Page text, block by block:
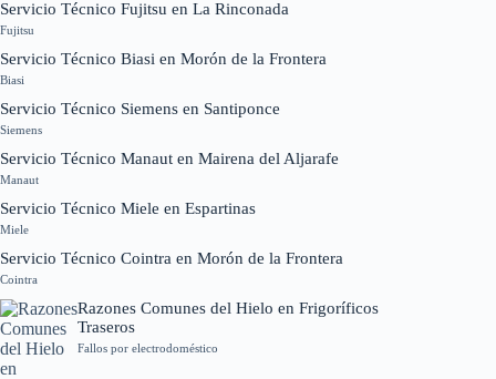
Servicio Técnico Fujitsu en La Rinconada
Fujitsu
Servicio Técnico Biasi en Morón de la Frontera
Biasi
Servicio Técnico Siemens en Santiponce
Siemens
Servicio Técnico Manaut en Mairena del Aljarafe
Manaut
Servicio Técnico Miele en Espartinas
Miele
Servicio Técnico Cointra en Morón de la Frontera
Cointra
Razones Comunes del Hielo en Frigoríficos
Traseros
Fallos por electrodoméstico